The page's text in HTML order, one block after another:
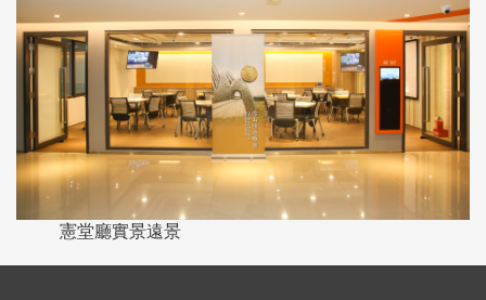
憲堂廳實景遠景